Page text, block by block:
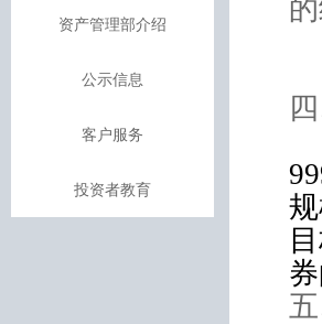
资产管理部介绍
公示信息
客户服务
投资者教育